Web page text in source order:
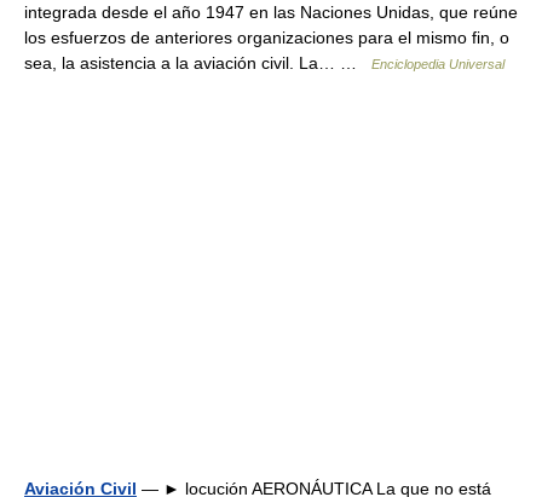
integrada desde el año 1947 en las Naciones Unidas, que reúne
los esfuerzos de anteriores organizaciones para el mismo fin, o
sea, la asistencia a la aviación civil. La… …
Enciclopedia Universal
Aviación Civil — ► locución AERONÁUTICA La que no está